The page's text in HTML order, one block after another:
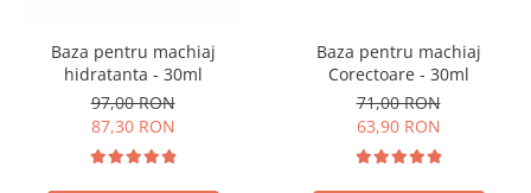
Baza pentru machiaj
hidratanta - 30ml
97,00 RON
87,30 RON
Baza pentru machiaj
Corectoare - 30ml
71,00 RON
63,90 RON